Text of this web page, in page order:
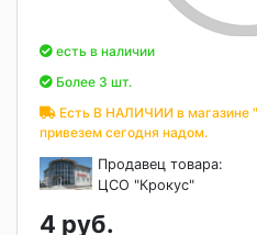
есть в наличии
Более 3 шт.
Есть В НАЛИЧИИ в магазине
привезем сегодня надом.
Продавец товара:
ЦСО "Крокус"
4 руб.